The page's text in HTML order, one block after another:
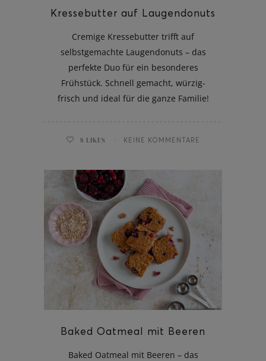
Kressebutter auf Laugendonuts
Cremige Kressebutter trifft auf
selbstgemachte Laugendonuts – das
perfekte Duo für ein besonderes
Frühstück. Schnell gemacht, würzig-
frisch und ideal für die ganze Familie!
8 LIKES KEINE KOMMENTARE
Baked Oatmeal mit Beeren
Baked Oatmeal mit Beeren – das